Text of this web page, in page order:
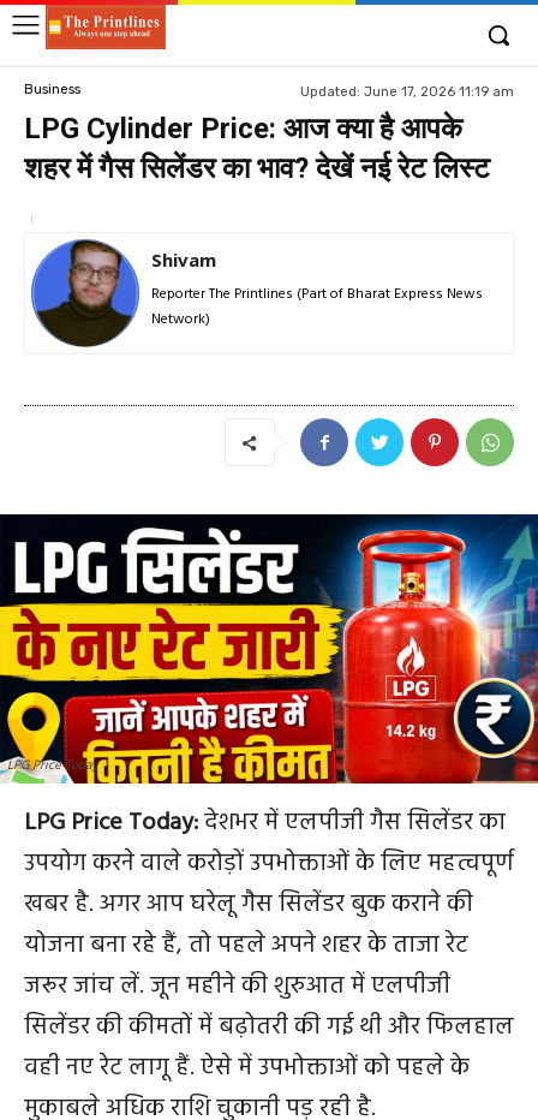
Business Updated: June 17, 2026 11:19 am
LPG Cylinder Price: आज क्या है आपके
शहर में गैस सिलेंडर का भाव? देखें नई रेट लिस्ट
Shivam
Reporter The Printlines (Part of Bharat Express News
Network)
LPG Price Today
LPG Price Today:देशभर में एलपीजी गैस सिलेंडर का
उपयोग करने वाले करोड़ों उपभोक्ताओं के लिए महत्वपूर्ण
खबर है. अगर आप घरेलू गैस सिलेंडर बुक कराने की
योजना बना रहे हैं, तो पहले अपने शहर के ताजा रेट
जरूर जांच लें. जून महीने की शुरुआत में एलपीजी
सिलेंडर की कीमतों में बढ़ोतरी की गई थी और फिलहाल
वही नए रेट लागू हैं. ऐसे में उपभोक्ताओं को पहले के
मुकाबले अधिक राशि चुकानी पड़ रही है.